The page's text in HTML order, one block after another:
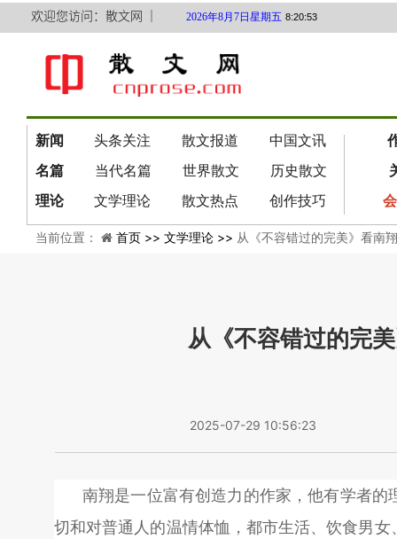
欢迎您访问：散文网 ｜
新闻 头条关注 散文报道 中国文讯
名篇
当代名篇 世界散文 历史散文
理论
文学理论 散文热点 创作技巧
2026年8月7日星期五 8:20:54
当前位置： 首页 >> 文学理论 >> 从《不容错过的完美》看南
从《不容错过的完
2025-07-29 10:56:23
南翔是一位富有创造力的作家，他有学者
切和对普通人的温情体恤，都市生活、饮食男